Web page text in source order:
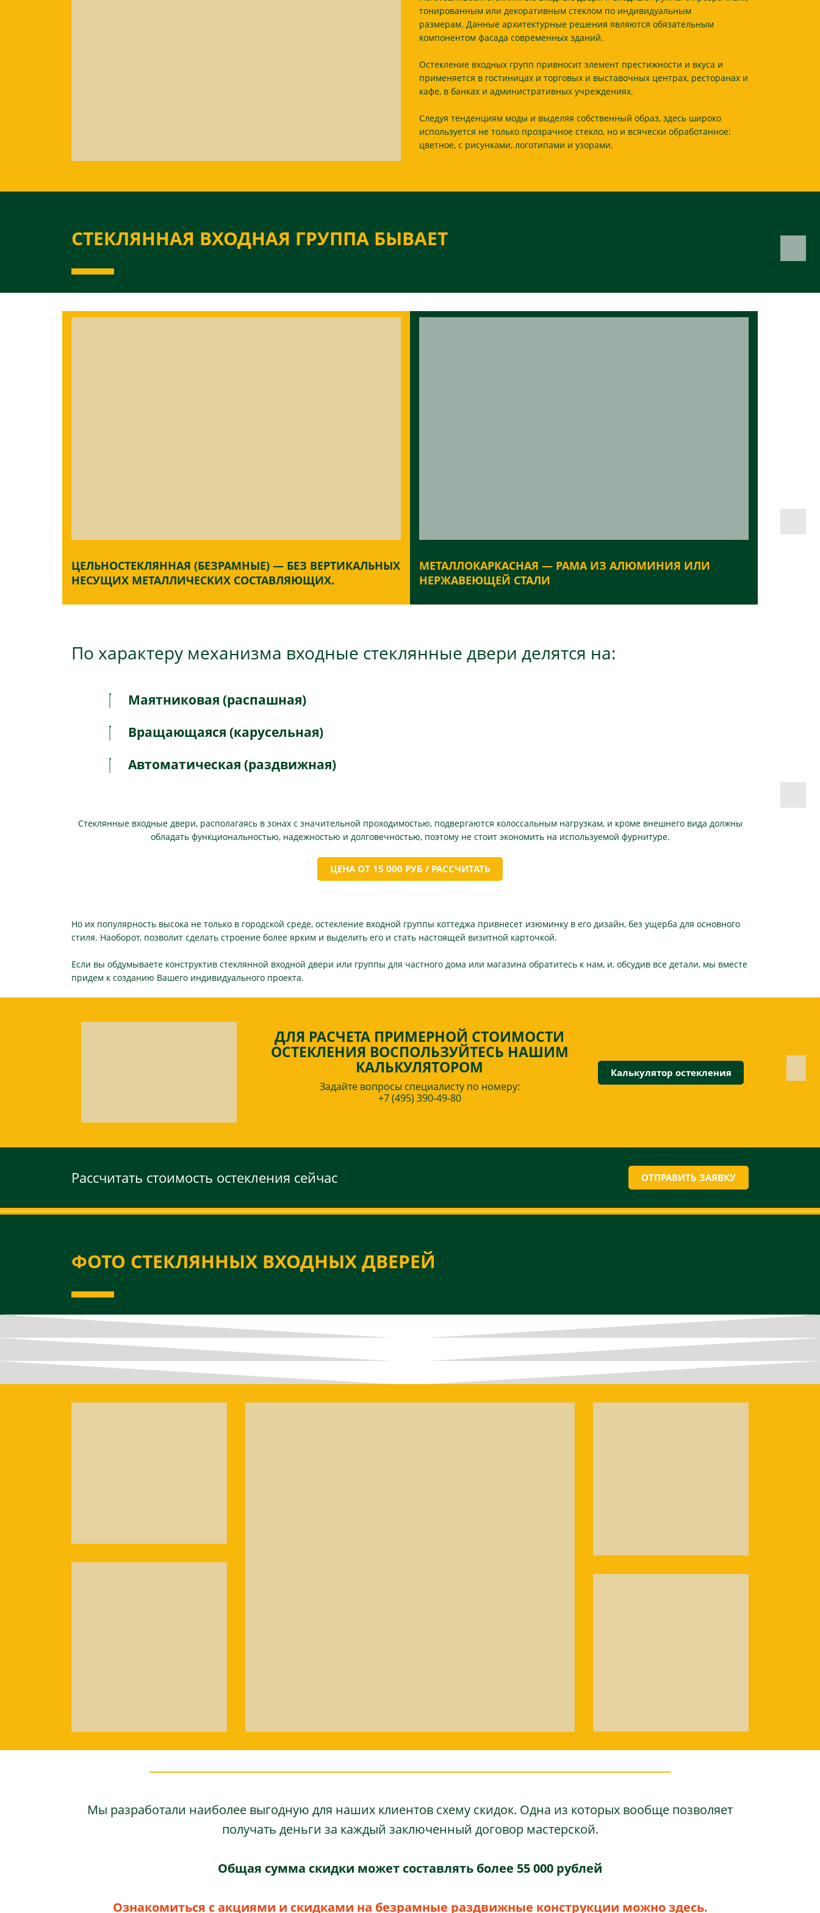
тонированным или декоративным стеклом по индивидуальным
размерам. Данные архитектурные решения являются обязательным
компонентом фасада современных зданий.
Остекление входных групп привносит элемент престижности и вкуса и
применяется в гостиницах и торговых и выставочных центрах, ресторанах и
кафе, в банках и административных учреждениях.
Следуя тенденциям моды и выделяя собственный образ, здесь широко
используется не только прозрачное стекло, но и всячески обработанное:
цветное, с рисунками, логотипами и узорами.
СТЕКЛЯННАЯ ВХОДНАЯ ГРУППА БЫВАЕТ
ЦЕЛЬНОСТЕКЛЯННАЯ (БЕЗРАМНЫЕ) — БЕЗ ВЕРТИКАЛЬНЫХ
НЕСУЩИХ МЕТАЛЛИЧЕСКИХ СОСТАВЛЯЮЩИХ.
МЕТАЛЛОКАРКАСНАЯ — РАМА ИЗ АЛЮМИНИЯ ИЛИ
НЕРЖАВЕЮЩЕЙ СТАЛИ
По характеру механизма входные стеклянные двери делятся на:
Маятниковая (распашная)
Вращающаяся (карусельная)
Автоматическая (раздвижная)
Стеклянные входные двери, располагаясь в зонах с значительной проходимостью, подвергаются колоссальным нагрузкам, и кроме внешнего вида должны
обладать функциональностью, надежностью и долговечностью, поэтому не стоит экономить на используемой фурнитуре.
ЦЕНА ОТ 15 000 РУБ / РАССЧИТАТЬ
Но их популярность высока не только в городской среде, остекление входной группы коттеджа привнесет изюминку в его дизайн, без ущерба для основного
стиля. Наоборот, позволит сделать строение более ярким и выделить его и стать настоящей визитной карточкой.
Если вы обдумываете конструктив стеклянной входной двери или группы для частного дома или магазина обратитесь к нам, и, обсудив все детали, мы вместе
придем к созданию Вашего индивидуального проекта.
ДЛЯ РАСЧЕТА ПРИМЕРНОЙ СТОИМОСТИ
ОСТЕКЛЕНИЯ ВОСПОЛЬЗУЙТЕСЬ НАШИМ
КАЛЬКУЛЯТОРОМ
Задайте вопросы специалисту по номеру:
+7 (495) 390-49-80
Калькулятор остекления
Рассчитать стоимость остекления сейчас ОТПРАВИТЬ ЗАЯВКУ
ФОТО СТЕКЛЯННЫХ ВХОДНЫХ ДВЕРЕЙ
Мы разработали наиболее выгодную для наших клиентов схему скидок. Одна из которых вообще позволяет
получать деньги за каждый заключенный договор мастерской.
Общая сумма скидки может составлять более 55 000 рублей
Ознакомиться с акциями и скидками на безрамные раздвижные конструкции можно здесь.